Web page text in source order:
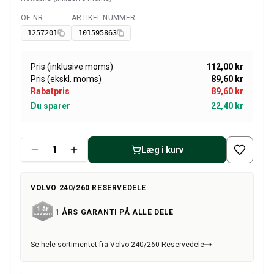
Volvo 1800 Bremsesystem
Volvo 1800 Brændstof/udstødningssystem
Volvo 1800 Karrosseridele
Volvo 1800 Kølesystem
Volvo 1800 Motor gashåndtag
Volvo 1800 Motordele
Volvo 1800 Elektrisk udstyr
Volvo 1800 Indvendige dele
Volvo 1800 Varmeanlæg/Friskluft (1961-73)
Volvo 1800 Diverse
Volvo 140/164 Reservedele
Volvo 140/164 karrosseridele
Volvo 140/164 Kølesystem
Tilgængelig
OE-NR.
1257201
ARTIKEL NUMMER
101595863
Pris (inklusive moms)
112,00 kr
Pris (ekskl. moms)
89,60 kr
Rabatpris
89,60 kr
Du sparer
22,40 kr
Læg i kurv
VOLVO 240/260 RESERVEDELE
1 ÅRS GARANTI PÅ ALLE DELE
Se hele sortimentet fra Volvo 240/260 Reservedele